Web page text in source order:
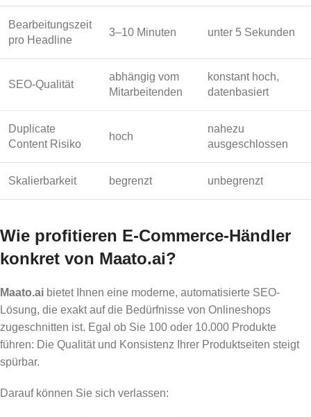
Bearbeitungszeit
pro Headline
3–10 Minuten unter 5 Sekunden
SEO-Qualität
abhängig vom
Mitarbeitenden
konstant hoch,
datenbasiert
Duplicate
Content Risiko
hoch
nahezu
ausgeschlossen
Skalierbarkeit begrenzt unbegrenzt
Wie profitieren E-Commerce-Händler
konkret von Maato.ai?
Maato.ai bietet Ihnen eine moderne, automatisierte SEO-
Lösung, die exakt auf die Bedürfnisse von Onlineshops
zugeschnitten ist. Egal ob Sie 100 oder 10.000 Produkte
führen: Die Qualität und Konsistenz Ihrer Produktseiten steigt
spürbar.
Darauf können Sie sich verlassen: